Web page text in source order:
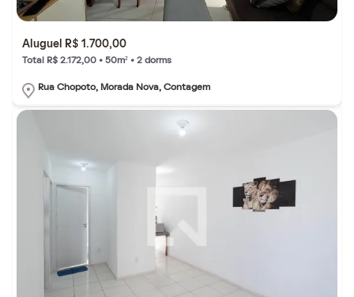
Aluguel R$ 1.700,00
Total R$ 2.172,00 • 50m² • 2 dorms
Rua Chopoto, Morada Nova, Contagem